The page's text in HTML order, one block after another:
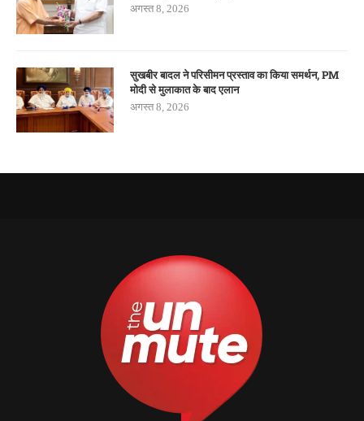
अगस्त 8, 2026
सुखबीर बादल ने परिसीमन प्रस्ताव का किया समर्थन, PM
मोदी से मुलाकात के बाद एलान
अगस्त 8, 2026